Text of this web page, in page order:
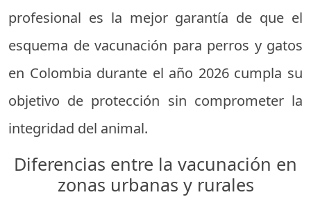
profesional es la mejor garantía de que el
esquema de vacunación para perros y gatos
en Colombia durante el año 2026 cumpla su
objetivo de protección sin comprometer la
integridad del animal.
Diferencias entre la vacunación en
zonas urbanas y rurales